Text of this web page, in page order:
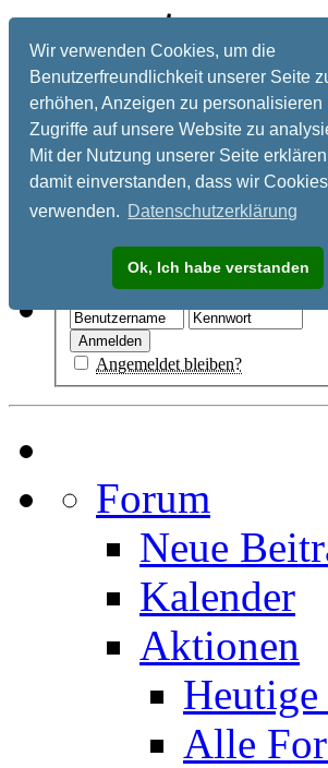
Wir verwenden Cookies, um die
Benutzerfreundlichkeit unserer Seite
erhöhen, Anzeigen zu personalisieren
Zugriffe auf unsere Website zu
Mit der Nutzung unserer Seite
damit einverstanden, dass wir Cookies
verwenden. Datenschutzerklärung
Ok, Ich habe verstanden
Registrieren
Angemeldet bleiben?
Forum
Neue
Kalender
Aktionen
Alle